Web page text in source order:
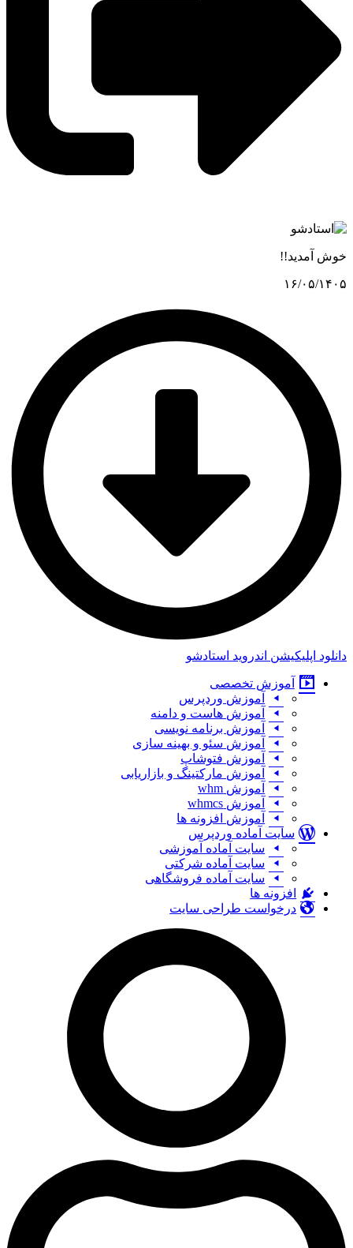
خوش آمدید!!
۱۶/۰۵/۱۴۰۵
دانلود اپلیکیشن اندروید استادشو
آموزش تخصصی
آموزش وردپرس
آموزش هاست و دامنه
آموزش برنامه نویسی
آموزش سئو و بهینه سازی
آموزش فتوشاپ
آموزش مارکتینگ و بازاریابی
آموزش whm
آموزش whmcs
آموزش افزونه ها
سایت آماده وردپرس
سایت آماده آموزشی
سایت آماده شرکتی
سایت آماده فروشگاهی
افزونه ها
درخواست طراحی سایت